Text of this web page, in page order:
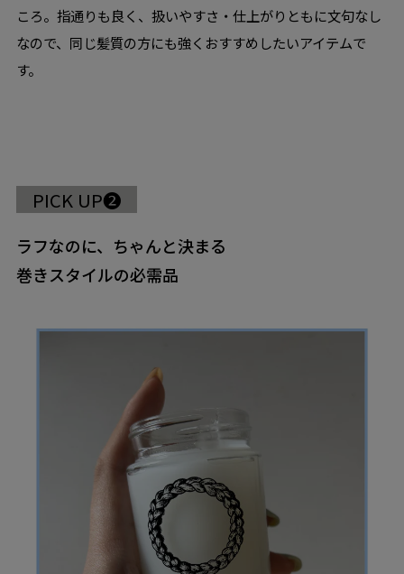
ころ。指通りも良く、扱いやすさ・仕上がりともに文句なし
なので、同じ髪質の方にも強くおすすめしたいアイテムで
す。
PICK UP❷
ラフなのに、ちゃんと決まる
巻きスタイルの必需品